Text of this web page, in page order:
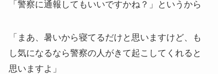
「警察に通報してもいいですかね？」というから
「まあ、暑いから寝てるだけと思いますけど、も
し気になるなら警察の人がきて起こしてくれると
思いますよ」